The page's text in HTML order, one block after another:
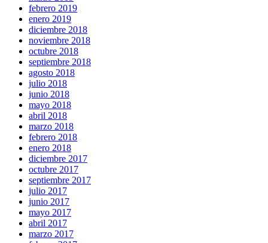
febrero 2019
enero 2019
diciembre 2018
noviembre 2018
octubre 2018
septiembre 2018
agosto 2018
julio 2018
junio 2018
mayo 2018
abril 2018
marzo 2018
febrero 2018
enero 2018
diciembre 2017
octubre 2017
septiembre 2017
julio 2017
junio 2017
mayo 2017
abril 2017
marzo 2017